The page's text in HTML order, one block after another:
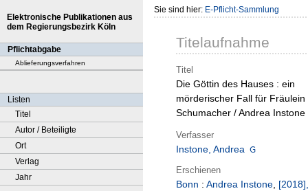
Elektronische Publikationen aus
dem Regierungsbezirk Köln
Pflichtabgabe
Ablieferungsverfahren
Listen
Titel
Autor / Beteiligte
Ort
Verlag
Jahr
Sie sind hier: E-Pflicht-Sammlung
Titelaufnahme
Titel
Die Göttin des Hauses : ein
mörderischer Fall für Fräulein
Schumacher / Andrea Instone
Verfasser
Instone, Andrea
Erschienen
Bonn : Andrea Instone, [2018],